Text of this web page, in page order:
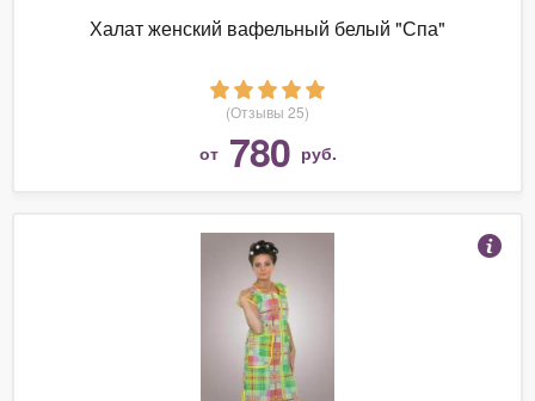
Халат женский вафельный белый "Спа"
(Отзывы 25)
от 780 руб.